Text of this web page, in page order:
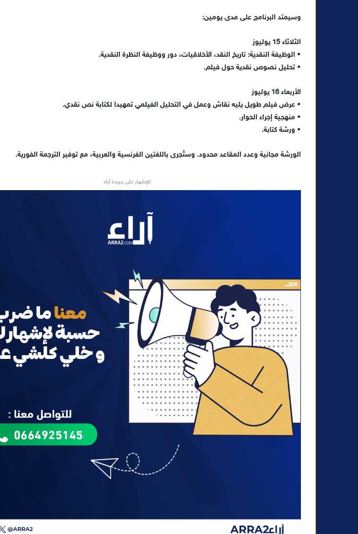
وسيمتد البرنامج على مدى يومين:
الثلاثاء 15 يوليوز
• الوظيفة النقدية: تاريخ النقد، الأخلاقيات، دور ووظيفة النظرة النقدية.
• تحليل نصوص نقدية حول فيلم.
الأربعاء 16 يوليوز
• عرض فيلم طويل يليه نقاش وعمل في التحليل الفيلمي تمهيدا لكتابة نص نقدي.
• منهجية إجراء الحوار.
• ورشة كتابة.
الورشة مجانية وعدد المقاعد محدود. وستُجرى باللغتين الفرنسية والعربية، مع توفير الترجمة الفورية.
للإشهار على جريدة آراء